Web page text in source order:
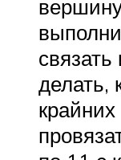
делать,